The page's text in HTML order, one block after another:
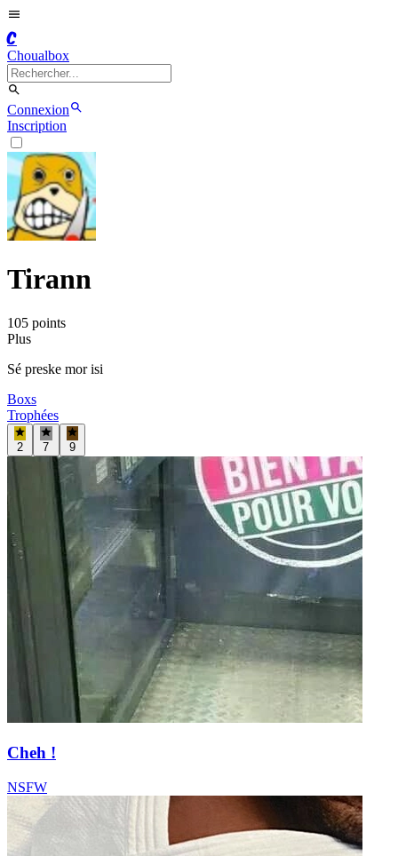
C
Choualbox
Connexion
Inscription
Tirann
105 points
Plus
Sé preske mor isi
Boxs
Trophées
2 7 9
Cheh !
NSFW